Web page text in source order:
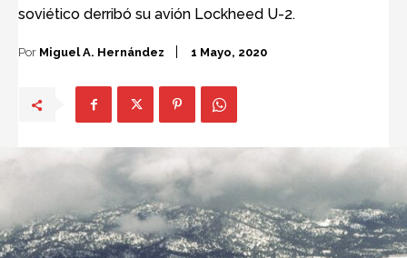
soviético derribó su avión Lockheed U-2.
Por Miguel A. Hernández 1 Mayo, 2020